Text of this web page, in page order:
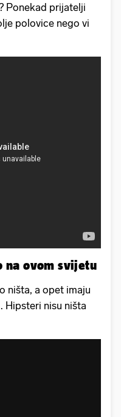
Ponekad prijatelji
polovice nego vi
na ovom svijetu
ništa, a opet imaju
Hipsteri nisu ništa